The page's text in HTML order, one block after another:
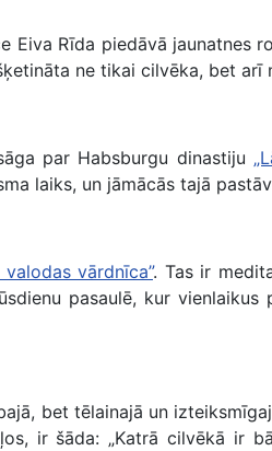
Eiva Rīda piedāvā jaunatnes
ne tikai cilvēka, bet arī
par Habsburgu dinastiju
laiks, un jāmācās tajā
valodas vārdnīca”. Tas ir
pasaulē, kur vienlaikus
bet tēlainajā un
ir šāda: „Katrā cilvēkā ir